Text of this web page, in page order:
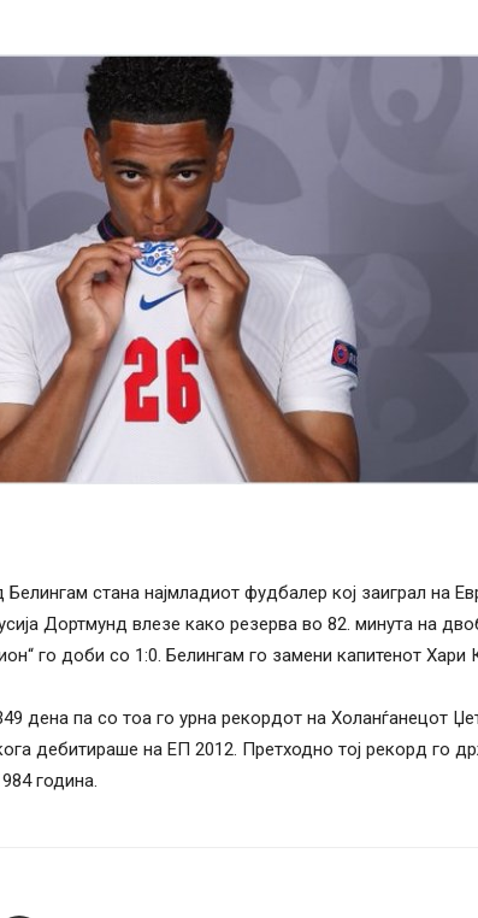
стана најмладиот фудбалер кој заиграл на
Дортмунд влезе како резерва во 82. минута на
го доби со 1:0. Белингам го замени капитенот Хари
дена па со тоа го урна рекордот на Холанѓанецот
дебитираше на ЕП 2012. Претходно тој рекорд го
година.